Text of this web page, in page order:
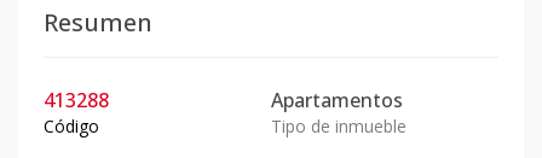
Resumen
413288
Código
Apartamentos
Tipo de inmueble